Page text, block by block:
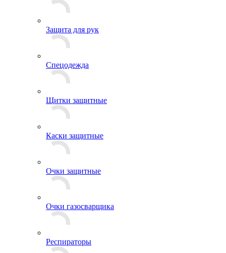
Защита для рук
Спецодежда
Щитки защитные
Каски защитные
Очки защитные
Очки газосварщика
Респираторы